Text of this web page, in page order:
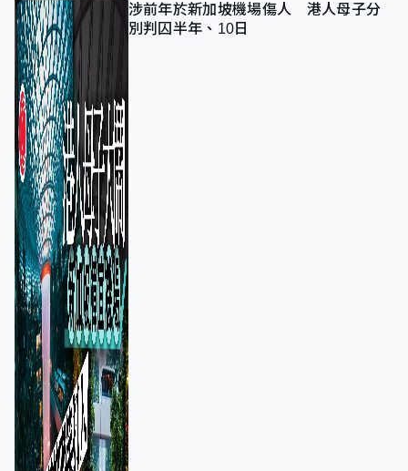
涉前年於新加坡機場傷人 港人母子分
別判囚半年、10日